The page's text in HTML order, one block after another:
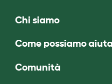
Chi siamo
Come possiamo
Comunità